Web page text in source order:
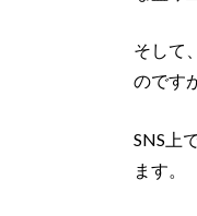
そして
のです
SNS上
ます。